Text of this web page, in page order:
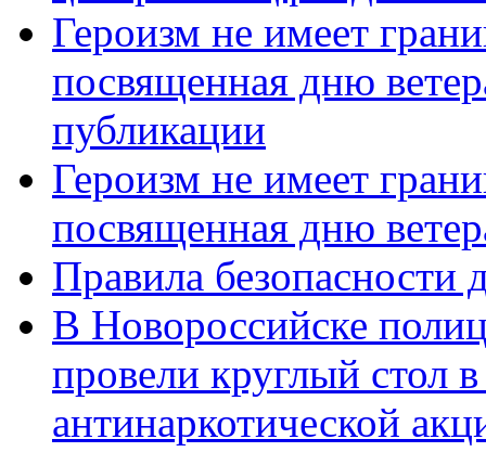
Героизм не имеет
посвященная дню
публикации
Героизм не имеет
посвященная дню
Правила безопасности
В Новороссийске
провели круглый стол
антинаркотической